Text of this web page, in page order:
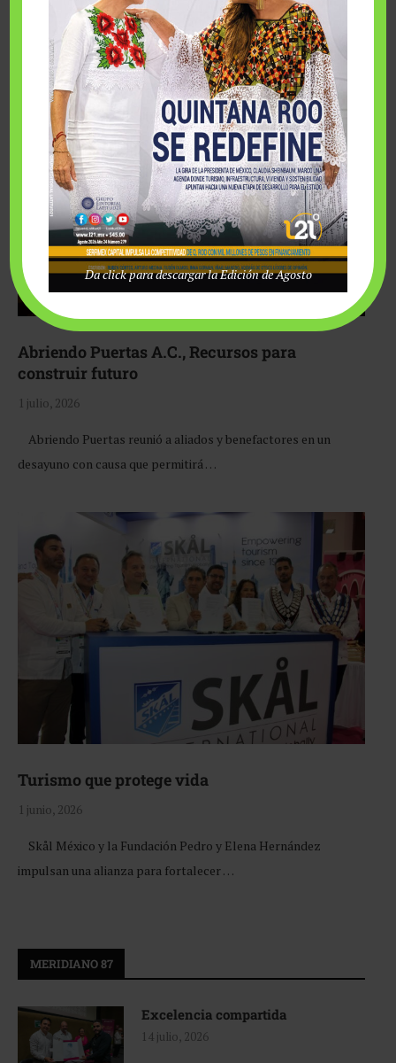
Fairmont Mayakoba y Make-A-Wish México unieron
esfuerzos para hacer realidad el deseo de una …
Abriendo Puertas A.C., Recursos para
construir futuro
1 julio, 2026
Abriendo Puertas reunió a aliados y benefactores en un
desayuno con causa que permitirá …
Turismo que protege vida
1 junio, 2026
Skål México y la Fundación Pedro y Elena Hernández
impulsan una alianza para fortalecer …
MERIDIANO 87
Excelencia compartida
14 julio, 2026
Da click para descargar la Edición de Agosto